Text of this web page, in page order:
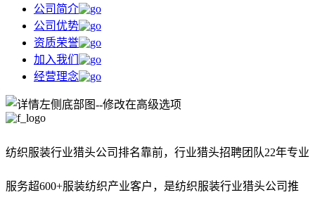
公司简介
公司优势
资质荣誉
加入我们
经营理念
纺织服装行业猎头公司排名靠前， 行业猎头招聘团队22年专业
服务超600+服装纺织产业客户，是纺织服装行业猎头公司推